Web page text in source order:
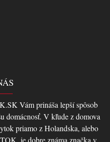
Vám prináša lepší spôsob
domácnosť. V kľude z domova
priamo z Holandska, alebo
je dobre známa značka v